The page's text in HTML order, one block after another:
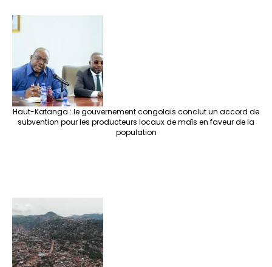
Haut-Katanga : le gouvernement congolais conclut un accord de
subvention pour les producteurs locaux de maïs en faveur de la
population